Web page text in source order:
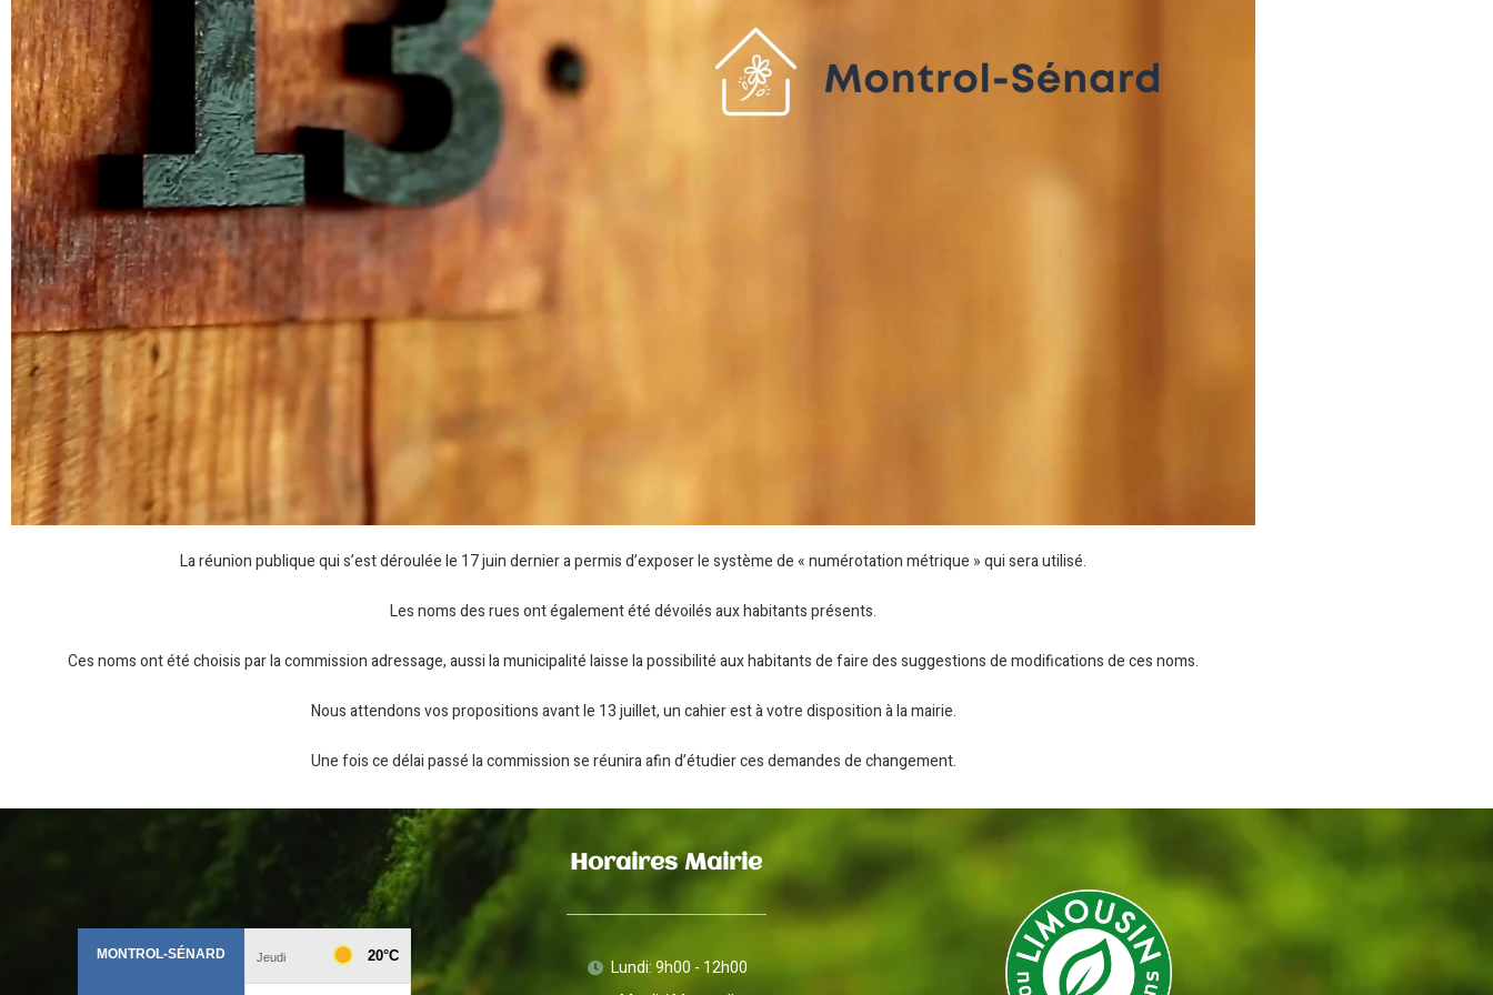
La réunion publique qui s’est déroulée le 17 juin dernier a permis d’exposer le système de « numérotation métrique » qui sera utilisé.
Les noms des rues ont également été dévoilés aux habitants présents.
Ces noms ont été choisis par la commission adressage, aussi la municipalité laisse la possibilité aux habitants de faire des suggestions de modifications de ces noms.
Nous attendons vos propositions avant le 13 juillet, un cahier est à votre disposition à la mairie.
Une fois ce délai passé la commission se réunira afin d’étudier ces demandes de changement.
Horaires Mairie
Lundi: 9h00 - 12h00